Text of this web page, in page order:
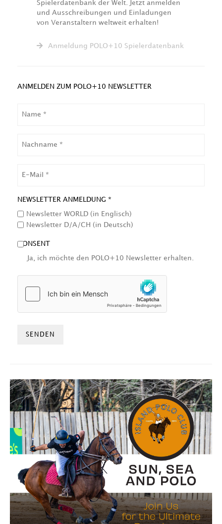
Spielerdatenbank der Welt. Jetzt anmelden
und Ausschreibungen und Einladungen
von Veranstaltern weltweit erhalten!
Anmeldung POLO+10 Spielerdatenbank
ANMELDEN ZUM POLO+10 NEWSLETTER
NEWSLETTER ANMELDUNG *
Newsletter WORLD (in Englisch)
Newsletter D/A/CH (in Deutsch)
CONSENT
Ja, ich möchte den POLO+10 Newsletter erhalten.